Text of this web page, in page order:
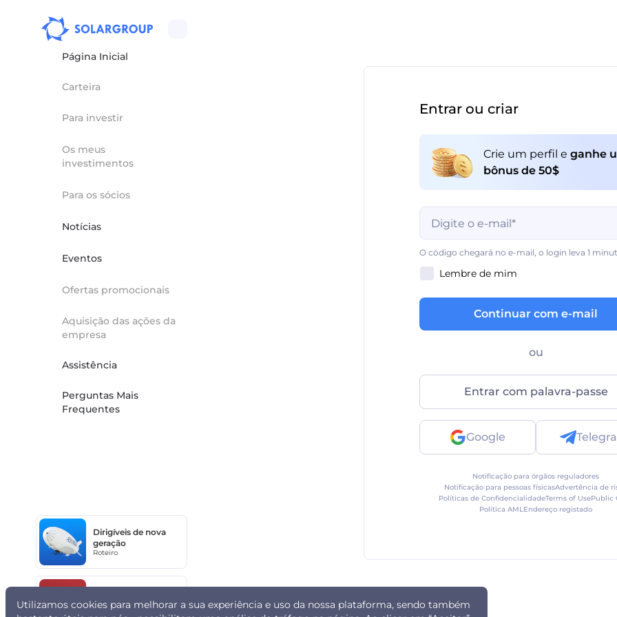
Utilizamos cookies para melhorar a sua experiência e uso da nossa plataforma, sendo também
Página Inicial
Carteira
Para investir
Os meus
investimentos
Para os sócios
Notícias
Eventos
Ofertas promocionais
Aquisição das ações da
empresa
Assistência
Perguntas Mais
Frequentes
Dirigíveis de nova
geração
Roteiro
Sovelmash
Roteiro
Entrar ou criar
Crie um perfil eganhe
bônus de 50$
O código chegará no e-mail, o login leva 1
Este campo é obrigatório
Lembre de mim
Continuar com e-mail
ou
Entrar com palavra-passe
Google
Notificação para órgãos reguladores
Notificação para pessoas físicasAdvertência de
Políticas de ConfidencialidadeTerms of UsePublic
Política AMLEndereço registado